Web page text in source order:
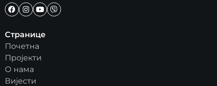
Странице
Почетна
Пројекти
О нама
Вијести